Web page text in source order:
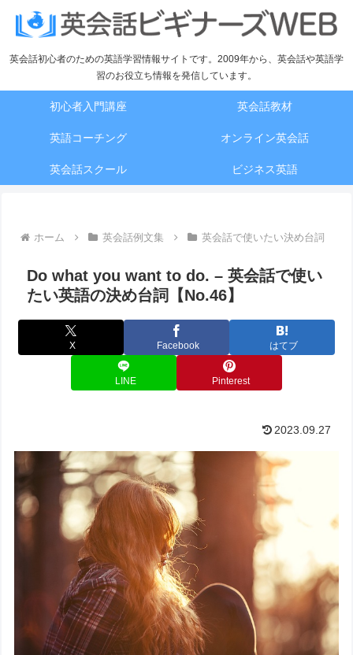
英会話初心者のための英語学習情報サイトです。2009年から、英会話や英語学
習のお役立ち情報を発信しています。
初心者入門講座 英会話教材
英語コーチング オンライン英会話
英会話スクール ビジネス英語
ホーム 英会話例文集 英会話で使いたい決め台詞
Do what you want to do. – 英会話で使い
たい英語の決め台詞【No.46】
X Facebook はてブ
LINE Pinterest
2023.09.27